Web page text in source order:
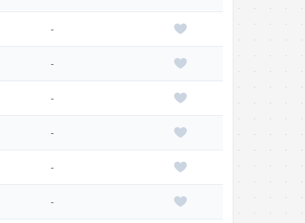
-
-
-
-
-
-